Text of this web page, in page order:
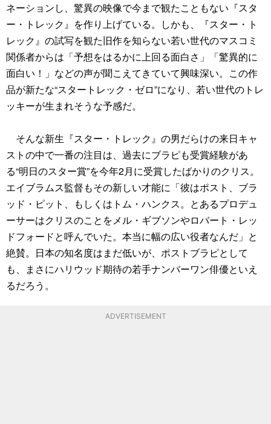
ネーションし、驚異の映像で今まで観たこともない『スタ
ー・トレック』を作り上げている。しかも、『スター・ト
レック』の試写を観た旧作を知らない若い世代のマスコミ
関係者からは「予想をはるかに上回る面白さ」「驚異的に
面白い！」などの声が聞こえてきていて興味深い。この作
品が新たな“スタートレック・ゼロ”になり、若い世代のトレ
ッキーが生まれそうな予感だ。
そんな新生『スター・トレック』の男だらけの来日キャ
ストの中で一番の注目は、過去にブラピも受賞経験があ
る“明日のスター賞”を今年2月に受賞したばかりのクリス。
エイブラムス監督もその新しい才能に「彼はポスト、ブラ
ッド・ピット、もしくはトム・ハンクス。とあるプロデュ
ーサーはクリスのことをメル・ギブソンやロバート・レッ
ドフォードと呼んでいた。本当に幅の広い役者なんだ」と
絶賛。日本の知名度はまだ低いが、ポストブラピとして
も、まさにハリウッド期待の若手ナンバーワン俳優といえ
るだろう。
ADVERTISEMENT